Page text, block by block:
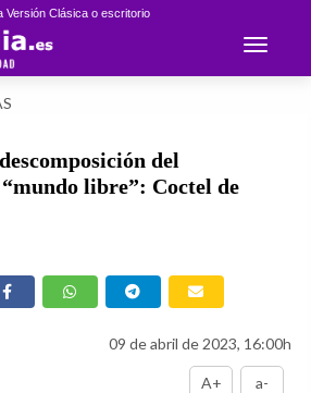
Versión Clásica o escritorio
Toggle
del
libre”: Coctel de
09 de abril de 2023, 16:00h
A+ a-